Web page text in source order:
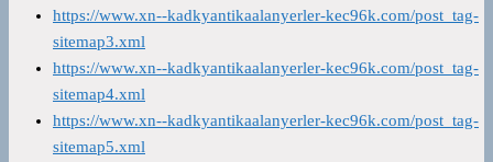
https://www.xn--kadkyantikaalanyerler-kec96k.com/post_tag-
sitemap3.xml
https://www.xn--kadkyantikaalanyerler-kec96k.com/post_tag-
sitemap4.xml
https://www.xn--kadkyantikaalanyerler-kec96k.com/post_tag-
sitemap5.xml